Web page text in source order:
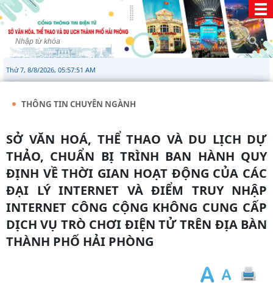
Thứ 7, 8/8/2026, 05:57:51 AM
THÔNG TIN CHUYÊN NGÀNH
SỞ VĂN HOÁ, THỂ THAO VÀ DU LỊCH DỰ
THẢO, CHUẨN BỊ TRÌNH BAN HÀNH QUY
ĐỊNH VỀ THỜI GIAN HOẠT ĐỘNG CỦA CÁC
ĐẠI LÝ INTERNET VÀ ĐIỂM TRUY NHẬP
INTERNET CÔNG CỘNG KHÔNG CUNG CẤP
DỊCH VỤ TRÒ CHƠI ĐIỆN TỬ TRÊN ĐỊA BÀN
THÀNH PHỐ HẢI PHÒNG